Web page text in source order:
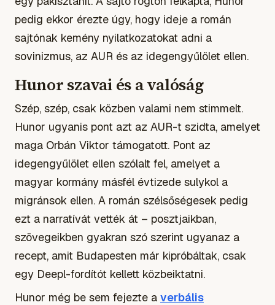
pedig ekkor érezte úgy, hogy ideje a román
sajtónak kemény nyilatkozatokat adni a
sovinizmus, az AUR és az idegengyűlölet ellen.
Hunor szavai és a valóság
Szép, szép, csak közben valami nem stimmelt.
Hunor ugyanis pont azt az AUR-t szidta, amelyet
maga Orbán Viktor támogatott. Pont az
idegengyűlölet ellen szólalt fel, amelyet a
magyar kormány másfél évtizede sulykol a
migránsok ellen. A román szélsőségesek pedig
ezt a narratívát vették át – posztjaikban,
szövegeikben gyakran szó szerint ugyanaz a
recept, amit Budapesten már kipróbáltak, csak
egy Deepl-fordítót kellett közbeiktatni.
Hunor még be sem fejezte a verbális